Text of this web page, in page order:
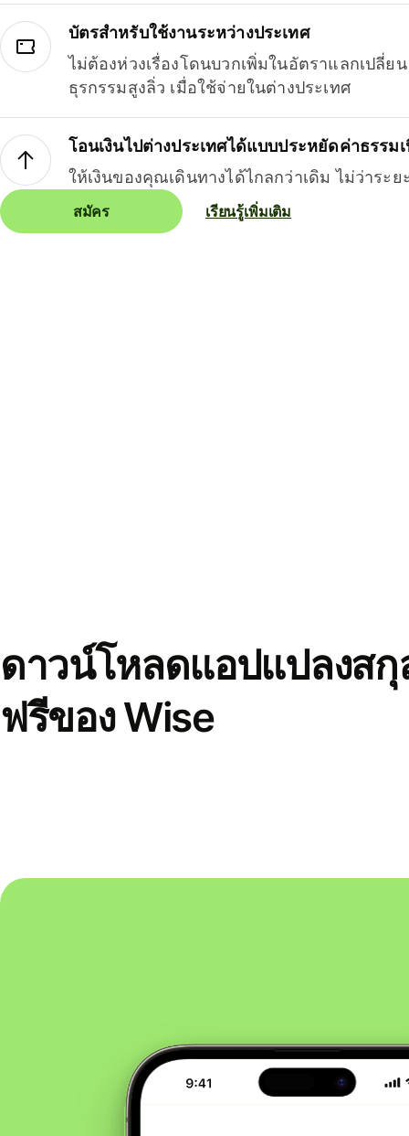
บัตรสำหรับใช้งานระหว่างประเทศ
ไม่ต้องห่วงเรื่องโดนบวกเพิ่มในอัตราแลกเปลี่ย
ธุรกรรมสูงลิ่ว เมื่อใช้จ่ายในต่างประเทศ
โอนเงินไปต่างประเทศได้แบบประหยัดค่าธรรม
ให้เงินของคุณเดินทางได้ไกลกว่าเดิม ไม่ว่าระย
สมัคร เรียนรู้เพิ่มเติม
ดาวน์โหลดแอปแปลงสกุ
ฟรีของ Wise